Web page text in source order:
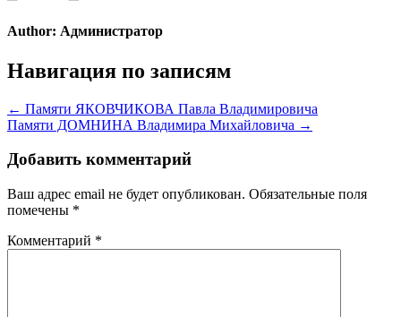
Author: Администратор
Навигация по записям
← Памяти ЯКОВЧИКОВА Павла Владимировича
Памяти ДОМНИНА Владимира Михайловича →
Добавить комментарий
Ваш адрес email не будет опубликован. Обязательные поля
помечены *
Комментарий *